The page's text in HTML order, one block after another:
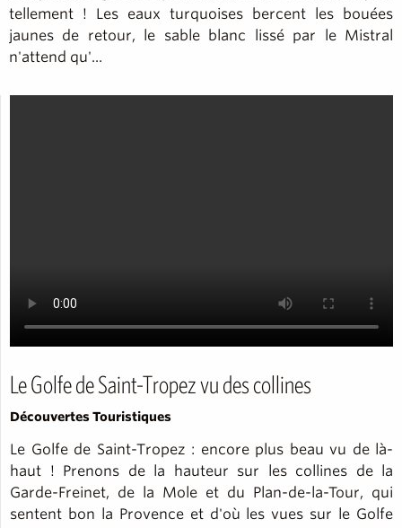
tellement ! Les eaux turquoises bercent les bouées
jaunes de retour, le sable blanc lissé par le Mistral
n'attend qu'...
Le Golfe de Saint-Tropez vu des collines
Découvertes Touristiques
Le Golfe de Saint-Tropez : encore plus beau vu de là-
haut ! Prenons de la hauteur sur les collines de la
Garde-Freinet, de la Mole et du Plan-de-la-Tour, qui
sentent bon la Provence et d'où les vues sur le Golfe